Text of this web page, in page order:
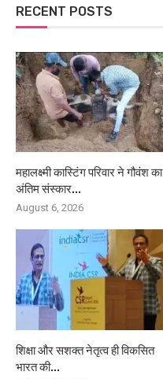
RECENT POSTS
महालक्ष्मी कास्टिंग परिवार ने गौवंश का
अंतिम संस्कार...
August 6, 2026
शिक्षा और सशक्त नेतृत्व ही विकसित
भारत की...